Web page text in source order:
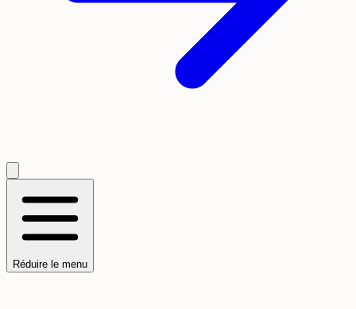
Réduire le menu